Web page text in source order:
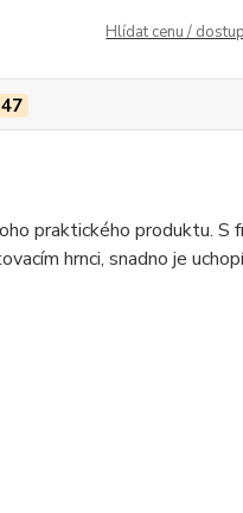
Hlídat cenu /
47
praktického produktu. S
hrnci, snadno je